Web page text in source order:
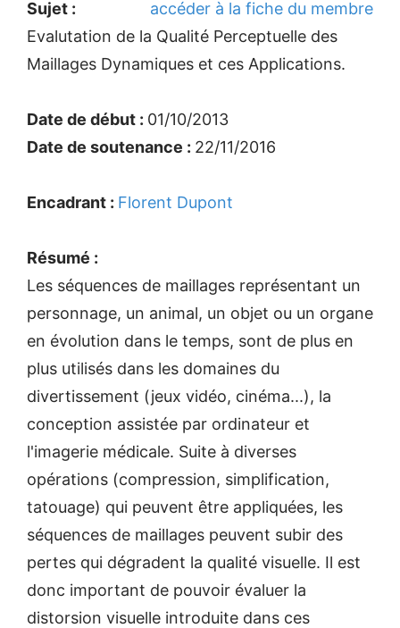
accéder à la fiche du membre
Sujet :
Evalutation de la Qualité Perceptuelle des
Maillages Dynamiques et ces Applications.
Date de début : 01/10/2013
Date de soutenance : 22/11/2016
Encadrant : Florent Dupont
Résumé :
Les séquences de maillages représentant un
personnage, un animal, un objet ou un organe
en évolution dans le temps, sont de plus en
plus utilisés dans les domaines du
divertissement (jeux vidéo, cinéma...), la
conception assistée par ordinateur et
l'imagerie médicale. Suite à diverses
opérations (compression, simplification,
tatouage) qui peuvent être appliquées, les
séquences de maillages peuvent subir des
pertes qui dégradent la qualité visuelle. Il est
donc important de pouvoir évaluer la
distorsion visuelle introduite dans ces